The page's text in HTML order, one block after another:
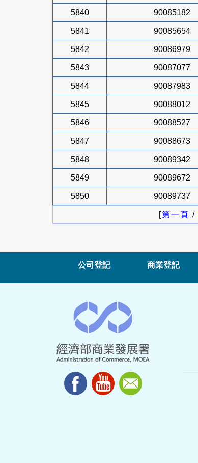
5840 90085182
5841 90085654
5842 90086979
5843 90087077
5844 90087983
5845 90088012
5846 90088527
5847 90088673
5848 90089342
5849 90089672
5850 90089737
[第一頁 /
公司登記 商業登記